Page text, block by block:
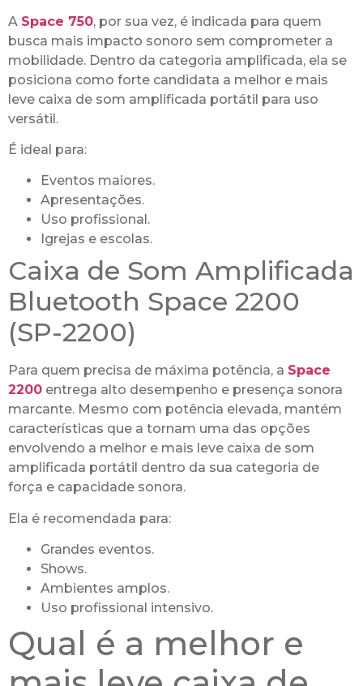
A Space 750, por sua vez, é indicada para quem
busca mais impacto sonoro sem comprometer a
mobilidade. Dentro da categoria amplificada, ela se
posiciona como forte candidata a melhor e mais
leve caixa de som amplificada portátil para uso
versátil.
É ideal para:
Eventos maiores.
Apresentações.
Uso profissional.
Igrejas e escolas.
Caixa de Som Amplificada
Bluetooth Space 2200
(SP-2200)
Para quem precisa de máxima potência, a Space
2200 entrega alto desempenho e presença sonora
marcante. Mesmo com potência elevada, mantém
características que a tornam uma das opções
envolvendo a melhor e mais leve caixa de som
amplificada portátil dentro da sua categoria de
força e capacidade sonora.
Ela é recomendada para:
Grandes eventos.
Shows.
Ambientes amplos.
Uso profissional intensivo.
Qual é a melhor e